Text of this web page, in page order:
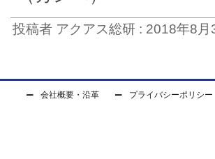
投稿者 アクアス総研 : 2018年8
会社概要・沿革 プライバシーポリシー